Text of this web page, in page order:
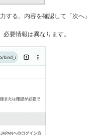
する。内容を確認して「次へ」
要情報は異なります。